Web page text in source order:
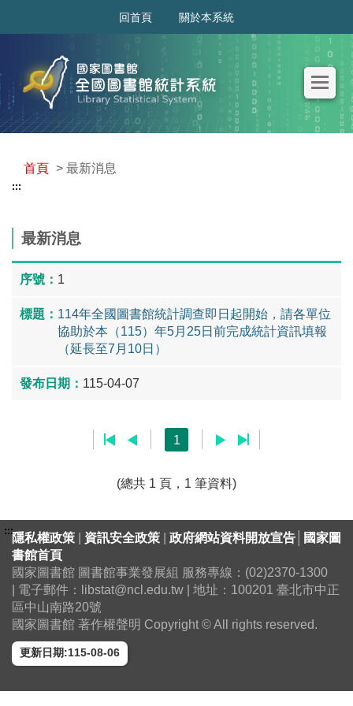
回首頁 關於本系統
首頁 > 最新消息
:::
最新消息
1
114年全國圖書館統計調查即日起開始，請各單位
協助於本（115）年5月25日前完成統計資訊填報
（延長至7月10日）
115-04-07
1
(總共 1 頁，1 筆資料)
:::隱私權政策 資訊安全政策 政府網站資料開放宣告
國家圖
書館首頁
國家圖書館 圖書館事業發展組 服務專線：(02)2370-1300
| 電子郵件：libstat@ncl.edu.tw | 地址：100201 臺北市中正
區中山南路20號
國家圖書館 著作權聲明 Copyright © All rights reserved.
更新日期:115-08-06